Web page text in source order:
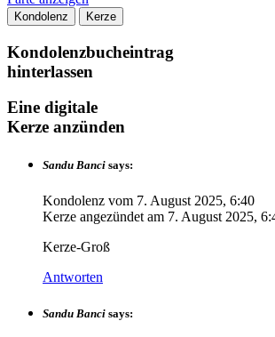
Kondolenz Kerze
Kondolenzbucheintrag
hinterlassen
Eine digitale
Kerze anzünden
Sandu Banci says:
Kondolenz vom 7. August 2025, 6:40
Kerze angezündet am 7. August 2025,
Kerze-Groß
Antworten
Sandu Banci says: